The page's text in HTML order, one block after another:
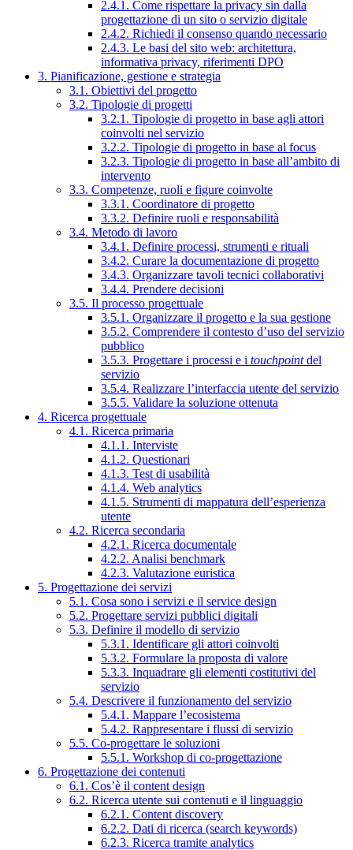
2.4.1. Come rispettare la privacy sin dalla
progettazione di un sito o servizio digitale
2.4.2. Richiedi il consenso quando necessario
2.4.3. Le basi del sito web: architettura,
informativa privacy, riferimenti DPO
3. Pianificazione, gestione e strategia
3.1. Obiettivi del progetto
3.2. Tipologie di progetti
3.2.1. Tipologie di progetto in base agli attori
coinvolti nel servizio
3.2.2. Tipologie di progetto in base al focus
3.2.3. Tipologie di progetto in base all’ambito di
intervento
3.3. Competenze, ruoli e figure coinvolte
3.3.1. Coordinatore di progetto
3.3.2. Definire ruoli e responsabilità
3.4. Metodo di lavoro
3.4.1. Definire processi, strumenti e rituali
3.4.2. Curare la documentazione di progetto
3.4.3. Organizzare tavoli tecnici collaborativi
3.4.4. Prendere decisioni
3.5. Il processo progettuale
3.5.1. Organizzare il progetto e la sua gestione
3.5.2. Comprendere il contesto d’uso del servizio
pubblico
3.5.3. Progettare i processi e i touchpointdel
servizio
3.5.4. Realizzare l’interfaccia utente del servizio
3.5.5. Validare la soluzione ottenuta
4. Ricerca progettuale
4.1. Ricerca primaria
4.1.1. Interviste
4.1.2. Questionari
4.1.3. Test di usabilità
4.1.4. Web analytics
4.1.5. Strumenti di mappatura dell’esperienza
utente
4.2. Ricerca secondaria
4.2.1. Ricerca documentale
4.2.2. Analisi benchmark
4.2.3. Valutazione euristica
5. Progettazione dei servizi
5.1. Cosa sono i servizi e il service design
5.2. Progettare servizi pubblici digitali
5.3. Definire il modello di servizio
5.3.1. Identificare gli attori coinvolti
5.3.2. Formulare la proposta di valore
5.3.3. Inquadrare gli elementi costitutivi del
servizio
5.4. Descrivere il funzionamento del servizio
5.4.1. Mappare l’ecosistema
5.4.2. Rappresentare i flussi di servizio
5.5. Co-progettare le soluzioni
5.5.1. Workshop di co-progettazione
6. Progettazione dei contenuti
6.1. Cos’è il content design
6.2. Ricerca utente sui contenuti e il linguaggio
6.2.1. Content discovery
6.2.2. Dati di ricerca (search keywords)
6.2.3. Ricerca tramite analytics